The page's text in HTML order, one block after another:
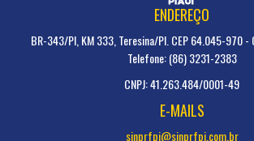
ENDEREÇO
BR-343/PI, KM 333, Teresina/PI. CEP 64.045-970 -
Telefone: (86) 3231-2383
CNPJ: 41.263.484/0001-49
E-MAILS
sinprfpi@sinprfpi.com.br